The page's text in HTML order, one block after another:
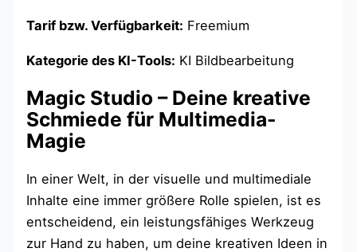
Tarif bzw. Verfügbarkeit: Freemium
Kategorie des KI-Tools: KI Bildbearbeitung
Magic Studio – Deine kreative
Schmiede für Multimedia-
Magie
In einer Welt, in der visuelle und multimediale
Inhalte eine immer größere Rolle spielen, ist es
entscheidend, ein leistungsfähiges Werkzeug
zur Hand zu haben, um deine kreativen Ideen in